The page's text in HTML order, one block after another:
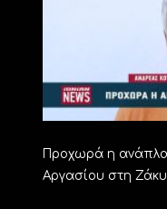
Προχωρά η
Αργασίου στη